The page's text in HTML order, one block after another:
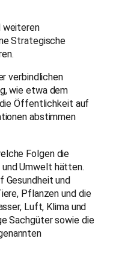
weiteren
Strategische
verbindlichen
wie etwa dem
Öffentlichkeit auf
abstimmen
Folgen die
Umwelt hätten.
Gesundheit und
Pflanzen und die
Luft, Klima und
Sachgüter sowie die